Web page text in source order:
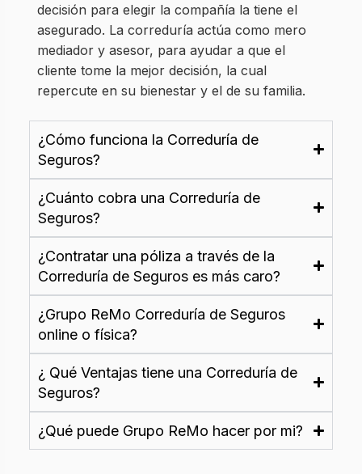
decisión para elegir la compañía la tiene el
asegurado. La correduría actúa como mero
mediador y asesor, para ayudar a que el
cliente tome la mejor decisión, la cual
repercute en su bienestar y el de su familia.
¿Cómo funciona la Correduría de
Seguros?
¿Cuánto cobra una Correduría de
Seguros?
¿Contratar una póliza a través de la
Correduría de Seguros es más caro?
¿Grupo ReMo Correduría de Seguros
online o física?
¿ Qué Ventajas tiene una Correduría de
Seguros?
¿Qué puede Grupo ReMo hacer por mi?